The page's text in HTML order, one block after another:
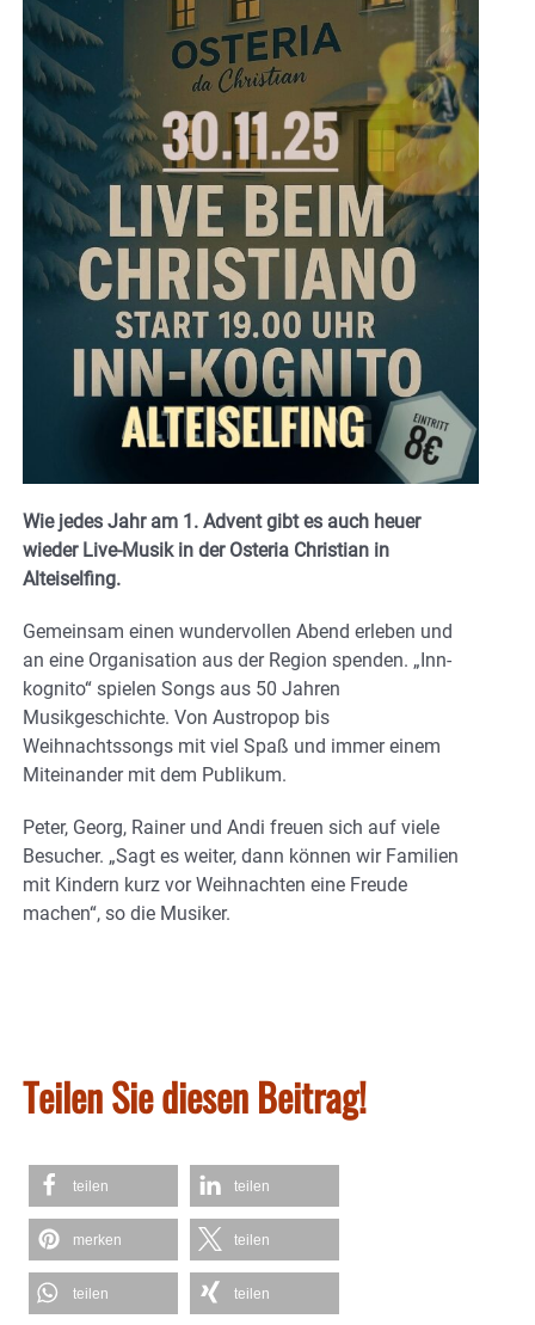
Wie jedes Jahr am 1. Advent gibt es auch heuer
wieder Live-Musik in der Osteria Christian in
Alteiselfing.
Gemeinsam einen wundervollen Abend erleben und
an eine Organisation aus der Region spenden. „Inn-
kognito“ spielen Songs aus 50 Jahren
Musikgeschichte. Von Austropop bis
Weihnachtssongs mit viel Spaß und immer einem
Miteinander mit dem Publikum.
Peter, Georg, Rainer und Andi freuen sich auf viele
Besucher. „Sagt es weiter, dann können wir Familien
mit Kindern kurz vor Weihnachten eine Freude
machen“, so die Musiker.
Teilen Sie diesen Beitrag!
teilen teilen
merken teilen
teilen teilen